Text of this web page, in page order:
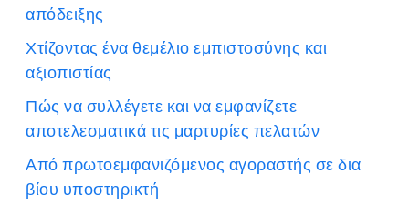
απόδειξης
Χτίζοντας ένα θεμέλιο εμπιστοσύνης και
αξιοπιστίας
Πώς να συλλέγετε και να εμφανίζετε
αποτελεσματικά τις μαρτυρίες πελατών
Από πρωτοεμφανιζόμενος αγοραστής σε δια
βίου υποστηρικτή